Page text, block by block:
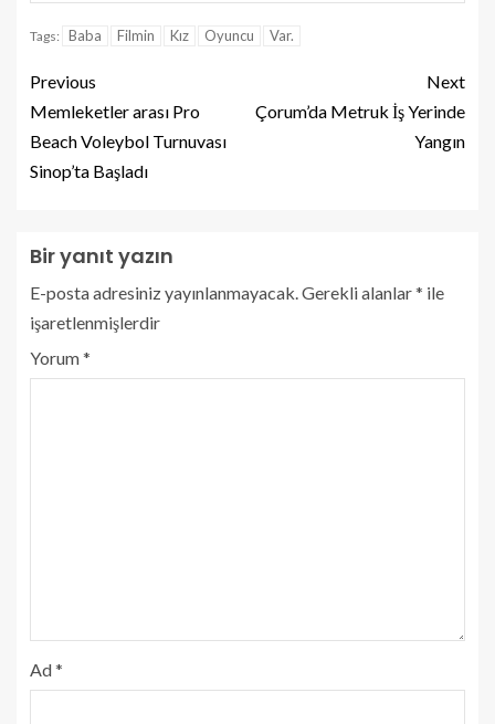
Tags: Baba Filmin Kız Oyuncu Var.
Previous
Memleketler arası Pro
Beach Voleybol Turnuvası
Sinop’ta Başladı
Next
Çorum’da Metruk İş Yerinde
Yangın
Bir yanıt yazın
E-posta adresiniz yayınlanmayacak.Gerekli alanlar* ile
işaretlenmişlerdir
Yorum*
Ad*